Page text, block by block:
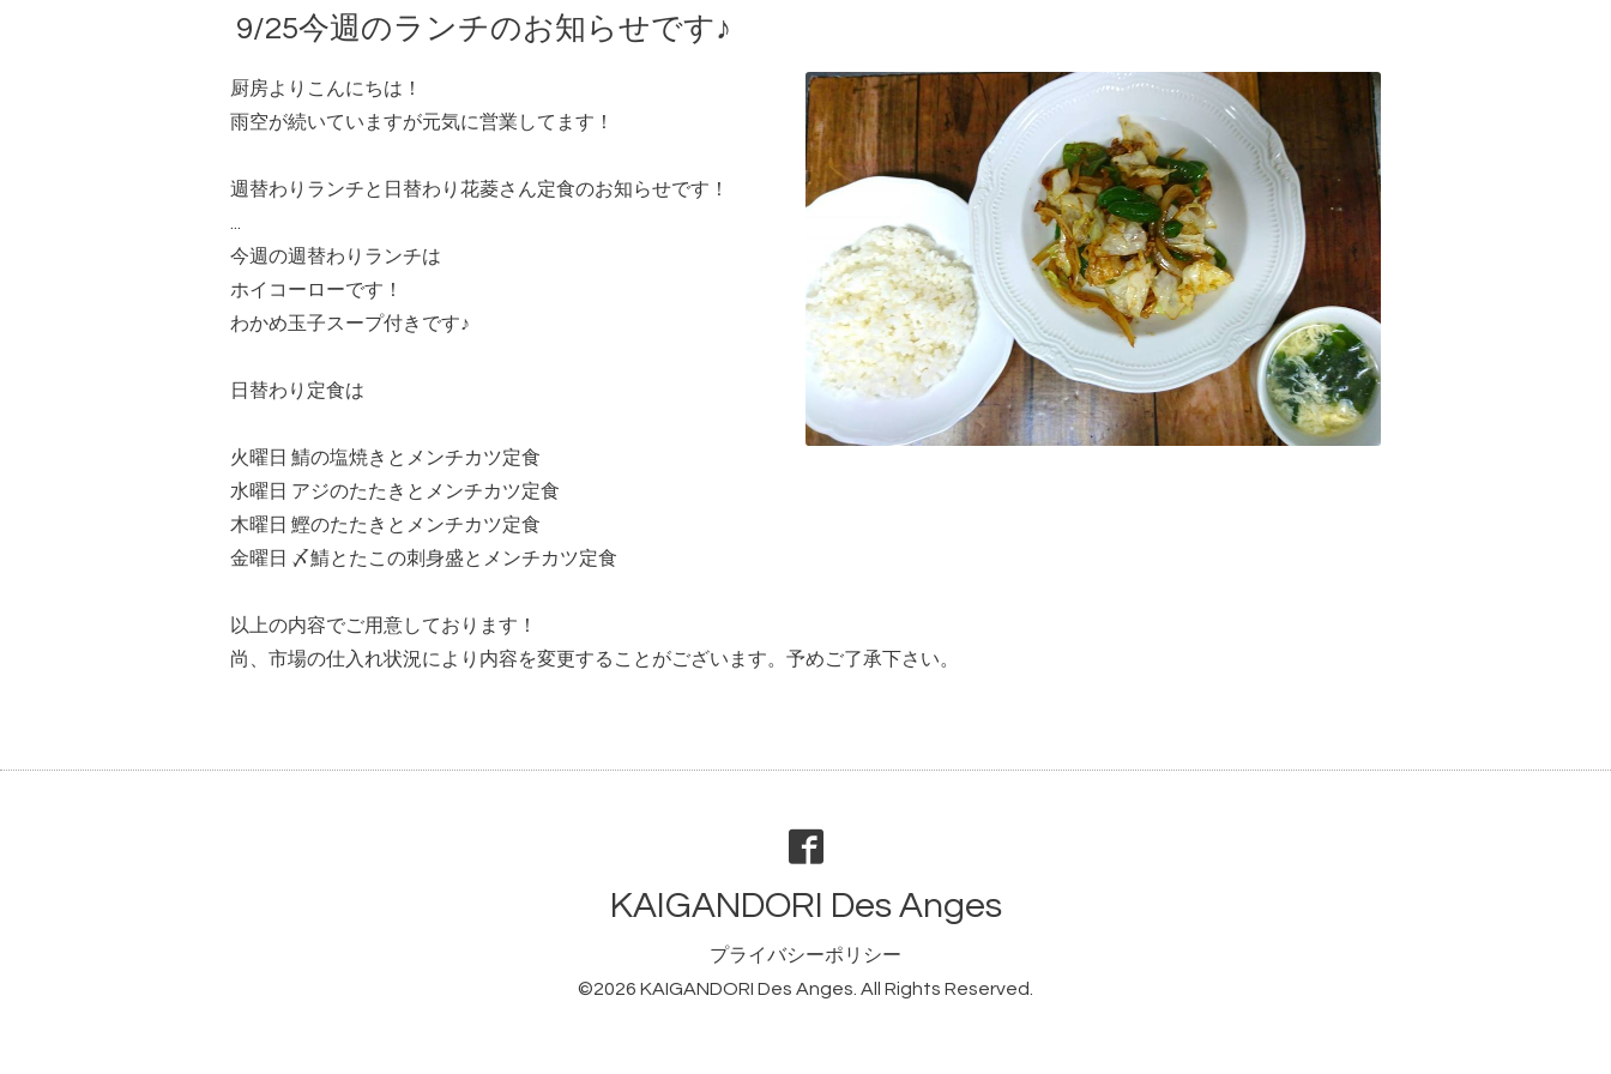
9/25今週のランチのお知らせです♪
厨房よりこんにちは！
雨空が続いていますが元気に営業してます！
週替わりランチと日替わり花菱さん定食のお知らせです！
今週の週替わりランチは
ホイコーローです！
わかめ玉子スープ付きです♪
日替わり定食は
火曜日 鯖の塩焼きとメンチカツ定食
水曜日 アジのたたきとメンチカツ定食
木曜日 鰹のたたきとメンチカツ定食
金曜日 〆鯖とたこの刺身盛とメンチカツ定食
以上の内容でご用意しております！
尚、市場の仕入れ状況により内容を変更することがござい ます。予めご了承下さい。
KAIGANDORI Des Anges
プライバシーポリシー
©2026 KAIGANDORI Des Anges. All Rights Reserved.